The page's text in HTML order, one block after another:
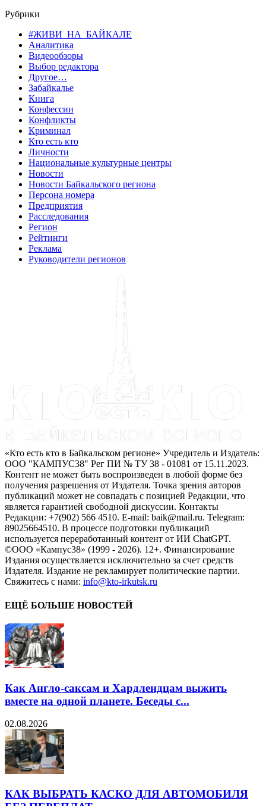
Рубрики
#ЖИВИ_НА_БАЙКАЛЕ
Аналитика
Видеообзоры
Выбор редактора
Другое…
Забайкалье
Книга
Конфессии
Конфликты
Криминал
Кто есть кто
Личности
Национальные культурные центры
Новости
Новости Байкальского региона
Персона номера
Предприятия
Расследования
Регион
Рейтинги
Реклама
Руководители регионов
«Кто есть кто в Байкальском регионе» Учредитель и Издатель:
ООО "КАМПУС38" Рег ПИ № ТУ 38 - 01081 от 15.11.2023.
Контент не может быть воспроизведен в любой форме без
получения разрешения от Издателя. Точка зрения авторов
публикаций может не совпадать с позицией Редакции, что
является гарантией свободной дискуссии. Контакты
Редакции: +7(902) 566 4510. E-mail: baik@mail.ru. Telegram:
89025664510. В процессе подготовки публикаций
используется переработанный контент от ИИ ChatGPT.
©ООО «Кампус38» (1999 - 2026). 12+. Финансирование
Издания осуществляется исключительно за счет средств
Издателя. Издание не рекламирует политические партии.
Свяжитесь с нами: info@kto-irkutsk.ru
ЕЩЁ БОЛЬШЕ НОВОСТЕЙ
Как Англо-саксам и Хардлендцам выжить
вместе на одной планете. Беседы с...
02.08.2026
КАК ВЫБРАТЬ КАСКО ДЛЯ АВТОМОБИЛЯ